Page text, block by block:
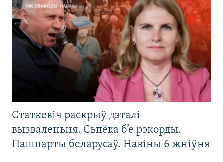
Статкевіч раскрыў дэталі
вызваленьня. Сьпёка б’е рэкорды.
Пашпарты беларусаў. Навіны 6 жніўня